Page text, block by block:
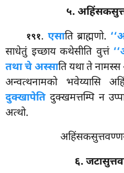
५.
१९१. एसाति ब्राह्मणो.
साधेतुं इच्छाय कथेसीति वुत्तं
तथा चे अस्साति यथा ते
अन्वत्थनामको भवेय्यासि
दुक्खापेतिदुक्खमत्तम्पि न
अत्थो.
६.